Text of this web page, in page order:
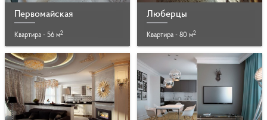
Первомайская
Квартира - 56 м2
Люберцы
Квартира - 80 м2